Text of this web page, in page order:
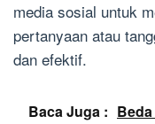
media sosial untuk
pertanyaan atau
dan efektif.
Baca Juga :